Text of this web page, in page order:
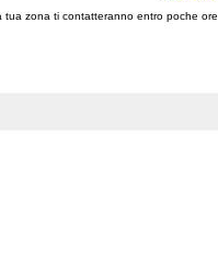
zona ti contatteranno entro poche ore.